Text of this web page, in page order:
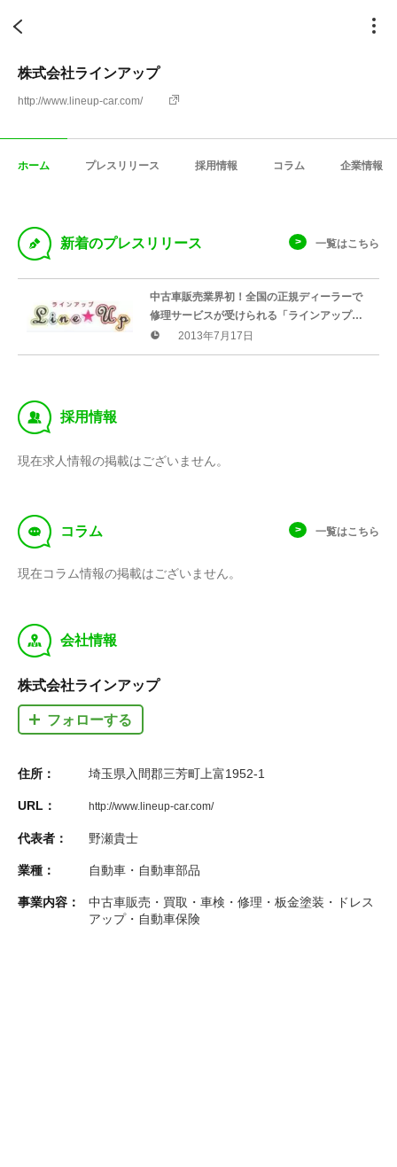
株式会社ラインアップ
http://www.lineup-car.com/
ホーム プレスリリース 採用情報 コラム 企業情報
D 新着のプレスリリース 一覧はこちら
中古車販売業界初！全国の正規ディーラーで
修理サービスが受けられる「ラインアップの
安心保証」、7月1日より開始。
2013年7月17日
‰ 採用情報
現在求人情報の掲載はございません。
f コラム 一覧はこちら
現在コラム情報の掲載はございません。
y 会社情報
株式会社ラインアップ
フォローする
住所： 埼玉県入間郡三芳町上富1952-1
URL： http://www.lineup-car.com/
代表者： 野瀬貴士
業種： 自動車・自動車部品
事業内容：
中古車販売・買取・車検・修理・板金塗装・ドレス
アップ・自動車保険